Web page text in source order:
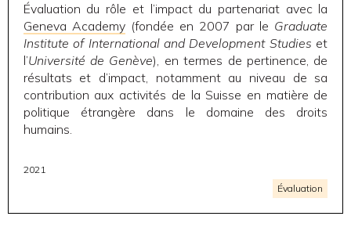
Évaluation du rôle et l’impact du partenariat avec la
Geneva Academy(fondée en 2007 par le Graduate
Institute of International and Development Studies et
l’Université de Genève), en termes de pertinence, de
résultats et d’impact, notamment au niveau de sa
contribution aux activités de la Suisse en matière de
politique étrangère dans le domaine des droits
humains.
2021
Évaluation